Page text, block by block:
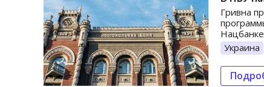
Гривна
Украина